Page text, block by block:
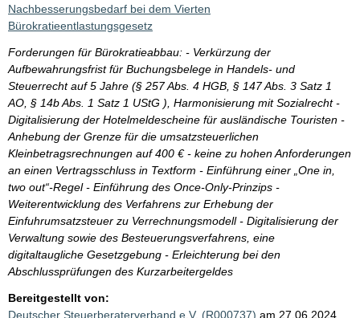
Nachbesserungsbedarf bei dem Vierten
Bürokratieentlastungsgesetz
Forderungen für Bürokratieabbau: - Verkürzung der
Aufbewahrungsfrist für Buchungsbelege in Handels- und
Steuerrecht auf 5 Jahre (§ 257 Abs. 4 HGB, § 147 Abs. 3 Satz 1
AO, § 14b Abs. 1 Satz 1 UStG ), Harmonisierung mit Sozialrecht -
Digitalisierung der Hotelmeldescheine für ausländische Touristen -
Anhebung der Grenze für die umsatzsteuerlichen
Kleinbetragsrechnungen auf 400 € - keine zu hohen Anforderungen
an einen Vertragsschluss in Textform - Einführung einer „One in,
two out“-Regel - Einführung des Once-Only-Prinzips -
Weiterentwicklung des Verfahrens zur Erhebung der
Einfuhrumsatzsteuer zu Verrechnungsmodell - Digitalisierung der
Verwaltung sowie des Besteuerungsverfahrens, eine
digitaltaugliche Gesetzgebung - Erleichterung bei den
Abschlussprüfungen des Kurzarbeitergeldes
Bereitgestellt von:
Deutscher Steuerberaterverband e.V. (R000737) am 27.06.2024